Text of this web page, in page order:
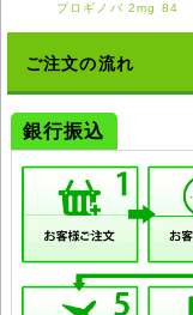
◆輸入医薬品はご自身の
ださい。
◆詳細は掛かり付けの医
◆弊社ではどのような責
プロギノバ 2mg 84
ご注文の流れ
銀行振込